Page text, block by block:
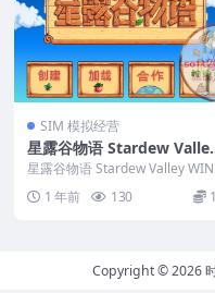
SIM 模拟经营
星露谷物语 Stardew
WIN游戏 PC电脑游戏 适配
统WIN10 WIN11
星露谷物语 Stardew Valley WIN
游戏 PC电脑游戏 适配系统WI...
1 年前 130
Copyright © 2026